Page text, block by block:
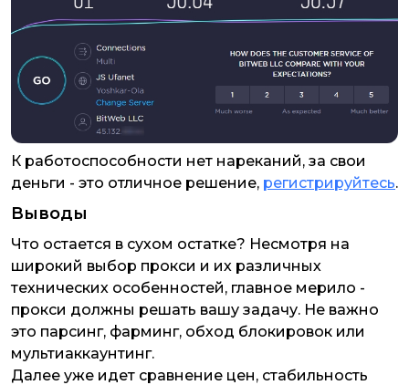
К работоспособности нет нареканий, за свои
деньги - это отличное решение, регистрируйтесь.
Выводы
Что остается в сухом остатке? Несмотря на
широкий выбор прокси и их различных
технических особенностей, главное мерило -
прокси должны решать вашу задачу. Не важно
это парсинг, фарминг, обход блокировок или
мультиаккаунтинг.
Далее уже идет сравнение цен, стабильность